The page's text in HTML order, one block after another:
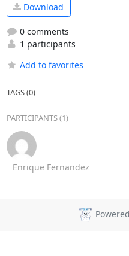
Download
0 comments
1 participants
Add to favorites
TAGS (0)
PARTICIPANTS (1)
Enrique Fernandez